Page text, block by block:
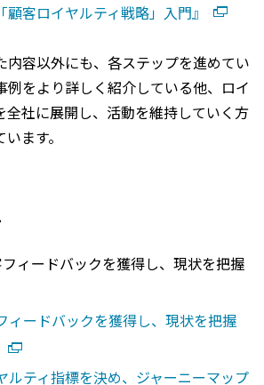
顧客ロイヤルティ戦略」入門』
内容以外にも、各ステップを進めてい
例をより詳しく紹介している他、ロイ
全社に展開し、活動を維持していく方
ます。
ィードバックを獲得し、現状を把握
ィードバックを獲得し、現状を把握
ルティ指標を決め、ジャーニーマップ